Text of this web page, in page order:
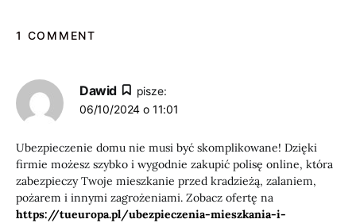
1 COMMENT
Dawid
pisze:
06/10/2024 o 11:01
Ubezpieczenie domu nie musi być skomplikowane! Dzięki
firmie możesz szybko i wygodnie zakupić polisę online, która
zabezpieczy Twoje mieszkanie przed kradzieżą, zalaniem,
pożarem i innymi zagrożeniami. Zobacz ofertę na
https://tueuropa.pl/ubezpieczenia-mieszkania-i-